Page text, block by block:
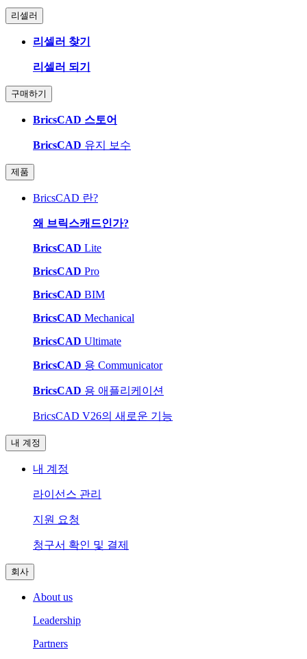
리셀러
리셀러 찾기
리셀러 되기
구매하기
BricsCAD 스토어
BricsCAD 유지 보수
제품
BricsCAD 란?
왜 브릭스캐드인가?
BricsCAD Lite
BricsCAD Pro
BricsCAD BIM
BricsCAD Mechanical
BricsCAD Ultimate
BricsCAD 용 Communicator
BricsCAD 용 애플리케이션
BricsCAD V26의 새로운 기능
내 계정
내 계정
라이선스 관리
지원 요청
청구서 확인 및 결제
회사
About us
Leadership
Partners